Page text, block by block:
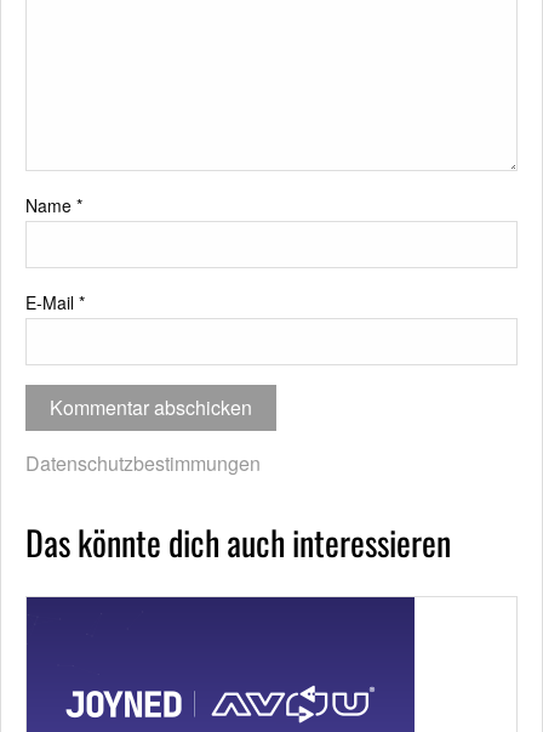
Name *
E-Mail *
Datenschutzbestimmungen
Das könnte dich auch interessieren